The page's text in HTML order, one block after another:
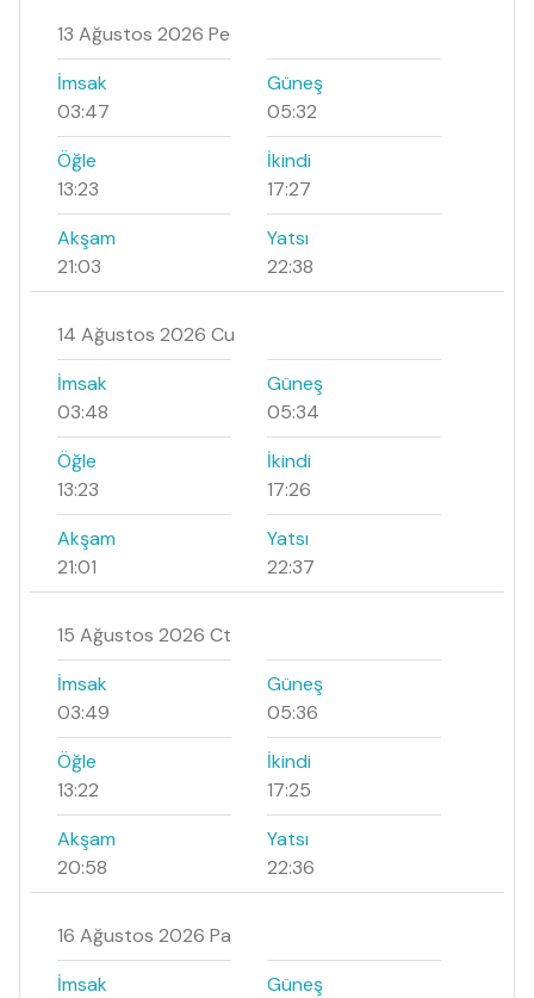
13 Ağustos 2026 Pe
İmsak
03:47
Güneş
05:32
Öğle
13:23
İkindi
17:27
Akşam
21:03
Yatsı
22:38
14 Ağustos 2026 Cu
İmsak
03:48
Güneş
05:34
Öğle
13:23
İkindi
17:26
Akşam
21:01
Yatsı
22:37
15 Ağustos 2026 Ct
İmsak
03:49
Güneş
05:36
Öğle
13:22
İkindi
17:25
Akşam
20:58
Yatsı
22:36
16 Ağustos 2026 Pa
İmsak
Güneş